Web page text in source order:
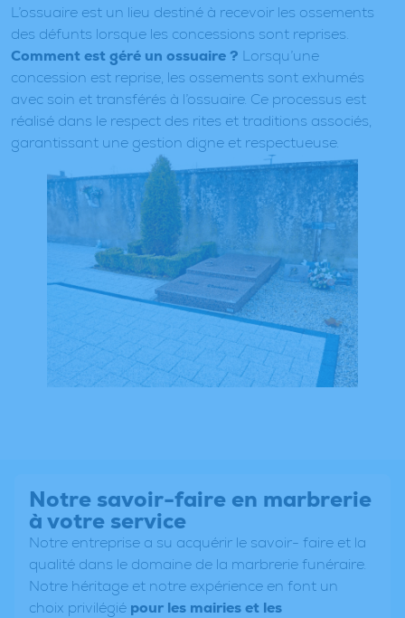
L’ossuaire est un lieu destiné à recevoir les ossements
des défunts lorsque les concessions sont reprises.
Comment est géré un ossuaire ? Lorsqu’une
concession est reprise, les ossements sont exhumés
avec soin et transférés à l’ossuaire. Ce processus est
réalisé dans le respect des rites et traditions associés,
garantissant une gestion digne et respectueuse.
Notre savoir-faire en marbrerie
à votre service
Notre entreprise a su acquérir le savoir- faire et la
qualité dans le domaine de la marbrerie funéraire.
Notre héritage et notre expérience en font un
choix privilégié pour les mairies et les